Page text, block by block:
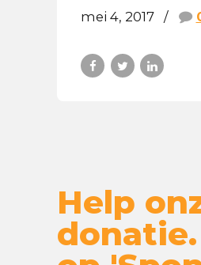
mei 4, 2017
Help